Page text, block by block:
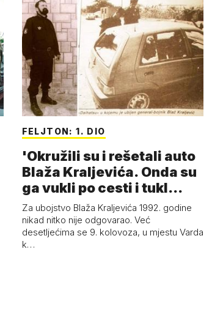
FELJTON: 1. DIO
'Okružili su i rešetali auto
Blaža Kraljevića. Onda su
ga vukli po cesti i tukl…
Za ubojstvo Blaža Kraljevića 1992. godine
nikad nitko nije odgovarao. Već
desetljećima se 9. kolovoza, u mjestu Varda
k…